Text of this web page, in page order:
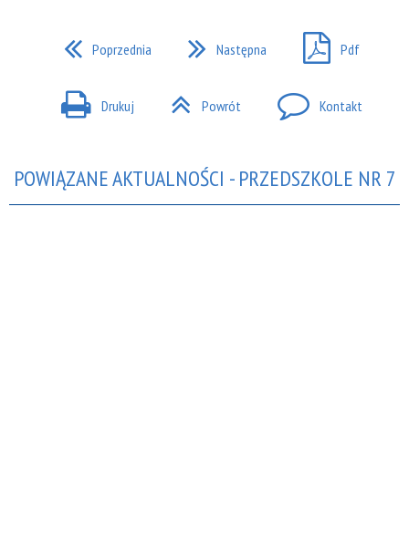
Poprzednia Następna Pdf
Drukuj Powrót Kontakt
POWIĄZANE AKTUALNOŚCI - PRZEDSZKOLE NR 7